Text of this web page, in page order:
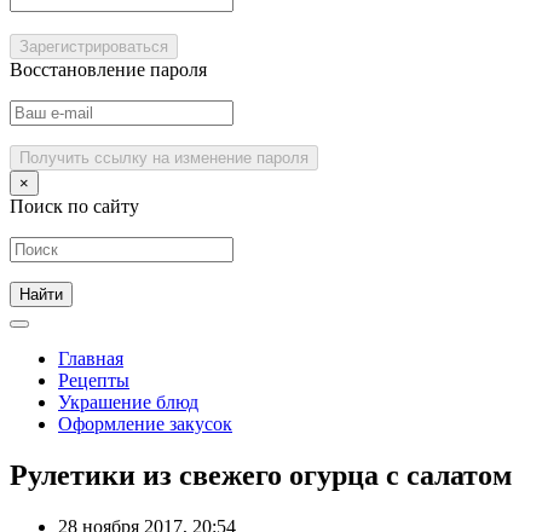
Зарегистрироваться
Восстановление пароля
Получить ссылку на изменение пароля
×
Поиск по сайту
Главная
Рецепты
Украшение блюд
Оформление закусок
Рулетики из свежего огурца с салатом
28 ноября 2017, 20:54